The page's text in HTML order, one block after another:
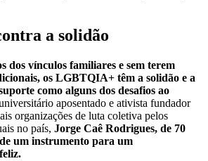
a solidão
dos vínculos familiares e sem terem
os LGBTQIA+ têm a solidão e a
como alguns dos desafios ao
aposentado e ativista fundador
organizações de luta coletiva pelos
no país, Jorge Caê Rodrigues, de 70
um instrumento para um